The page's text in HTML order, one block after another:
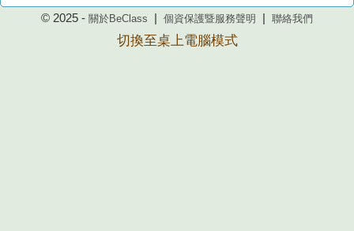
© 2025 - 關於BeClass 個資保護暨服務聲明 聯絡我們
切換至桌上電腦模式